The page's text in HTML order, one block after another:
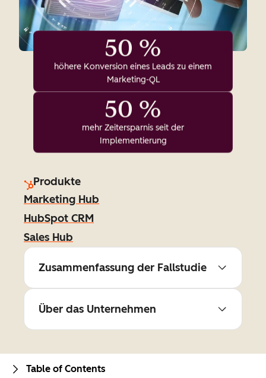
50 %
höhere Konversion eines Leads zu einem
Marketing-QL
50 %
mehr Zeitersparnis seit der
Implementierung
Produkte
Marketing Hub
HubSpot CRM
Sales Hub
Zusammenfassung der Fallstudie
Über das Unternehmen
Table of Contents